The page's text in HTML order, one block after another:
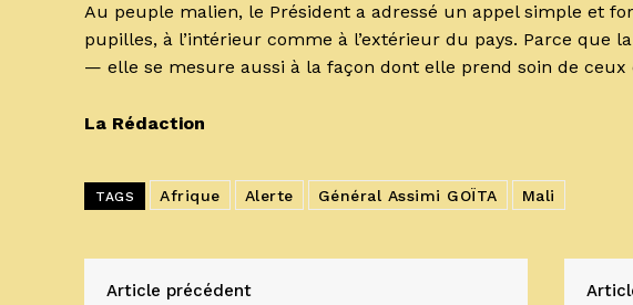
Au peuple malien, le Président a adressé un appel simple et
pupilles, à l’intérieur comme à l’extérieur du pays. Parce que
— elle se mesure aussi à la façon dont elle prend soin de ceux
La Rédaction
TAGS Afrique Alerte Général Assimi GOÏTA Mali
Article précédent